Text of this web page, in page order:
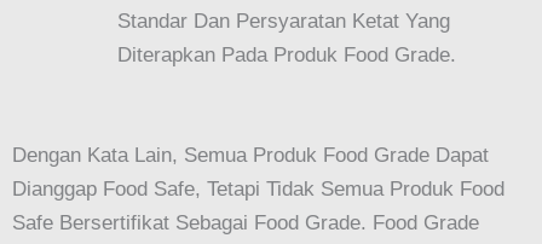
Standar Dan Persyaratan Ketat Yang
Diterapkan Pada Produk Food Grade.
Dengan Kata Lain, Semua Produk Food Grade Dapat
Dianggap Food Safe, Tetapi Tidak Semua Produk Food
Safe Bersertifikat Sebagai Food Grade. Food Grade